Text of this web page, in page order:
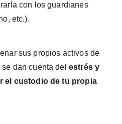
con los guardianes
etc.).
sus propios activos de
dan cuenta del estrés y
el custodio de tu propia